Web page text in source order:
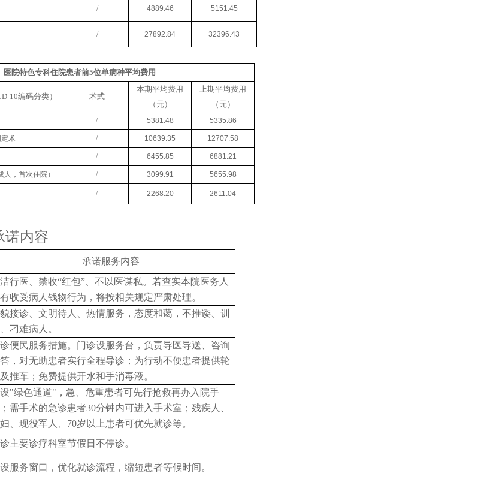
/ 4889.46 5151.45
/ 27892.84 32396.43
医院特色专科住院患者前5位单病种平均费用
10编码分类） 术式
本期平均费用
（元）
上期平均费用
（元）
/ 5381.48 5335.86
术 / 10639.35 12707.58
/ 6455.85 6881.21
人 ，首次住院） / 3099.91 5655.98
/ 2268.20 2611.04
诺内容
承诺服务内容
行医、禁收“红包”、不以医谋私。若查实本院医务人
收受病人钱物行为，将按相关规定严肃处理。
接诊、文明待人、热情服务，态度和蔼，不推诿、训
刁难病人。
便民服务措施。门诊设服务台，负责导医导送、咨询
，对无助患者实行全程导诊；为行动不便患者提供轮
推车；免费提供开水和手消毒液。
"绿色通道"，急、危重患者可先行抢救再办入院手
需手术的急诊患者30分钟内可进入手术室；残疾人、
、现役军人、70岁以上患者可优先就诊等。
主要诊疗科室节假日不停诊。
服务窗口，优化就诊流程，缩短患者等候时间。